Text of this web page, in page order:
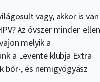
vagy, akkor is van
Az óvszer minden ellen
melyik a
a Levente klubja Extra
bőr-, és nemigyógyász